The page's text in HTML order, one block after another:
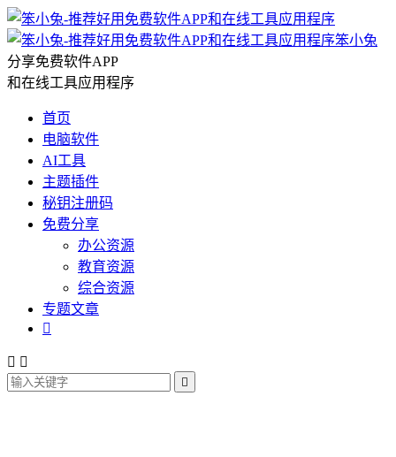
笨小兔
分享免费软件APP
和在线工具应用程序
首页
电脑软件
AI工具
主题插件
秘钥注册码
免费分享
办公资源
教育资源
综合资源
专题文章

 
